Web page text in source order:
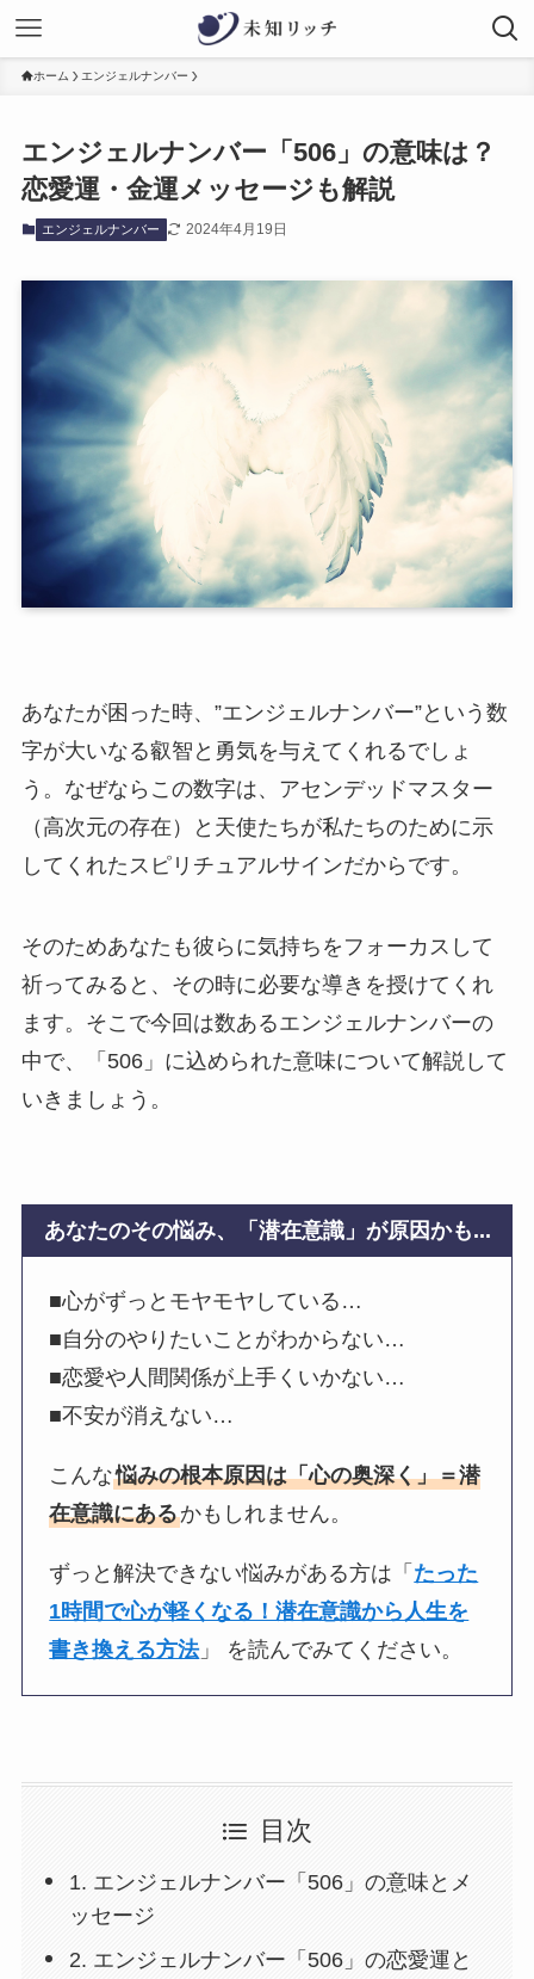
ホーム エンジェルナンバー
エンジェルナンバー「506」の意味は？
恋愛運・金運メッセージも解説
エンジェルナンバー 2024年4月19日
あなたが困った時、”エンジェルナンバー”という数
字が大いなる叡智と勇気を与えてくれるでしょ
う。なぜならこの数字は、アセンデッドマスター
（高次元の存在）と天使たちが私たちのために示
してくれたスピリチュアルサインだからです。
そのためあなたも彼らに気持ちをフォーカスして
祈ってみると、その時に必要な導きを授けてくれ
ます。そこで今回は数あるエンジェルナンバーの
中で、「506」に込められた意味について解説して
いきましょう。
あなたのその悩み、「潜在意識」が原因かも...
■心がずっとモヤモヤしている…
■自分のやりたいことがわからない…
■恋愛や人間関係が上手くいかない…
■不安が消えない…
こんな悩みの根本原因は「心の奥深く」＝潜
在意識にあるかもしれません。
ずっと解決できない悩みがある方は「 たった
1時間で心が軽くなる！潜在意識から人生を
書き換える方法」 を読んでみてください。
目次
1. エンジェルナンバー「506」の意味とメ
ッセージ
2. エンジェルナンバー「506」の恋愛運と